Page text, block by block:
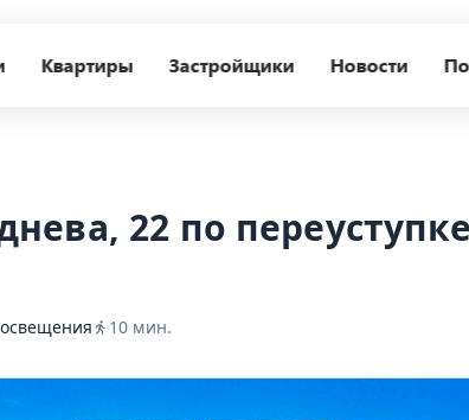
Квартиры Застройщики Новости
22 по переуступке
10 мин.